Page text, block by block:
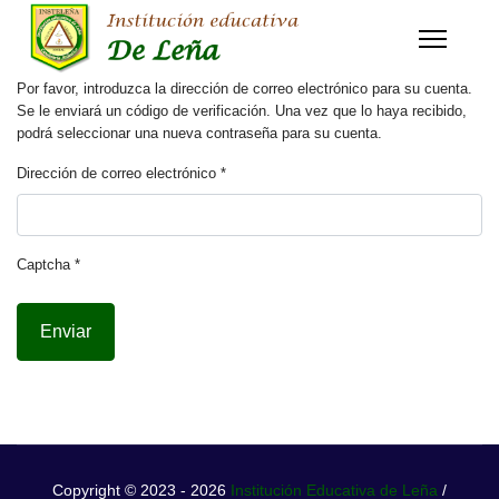
Por favor, introduzca la dirección de correo electrónico para su cuenta.
Se le enviará un código de verificación. Una vez que lo haya recibido,
podrá seleccionar una nueva contraseña para su cuenta.
Dirección de correo electrónico *
Captcha*
Enviar
Copyright © 2023 - 2026 Institución Educativa de Leña /